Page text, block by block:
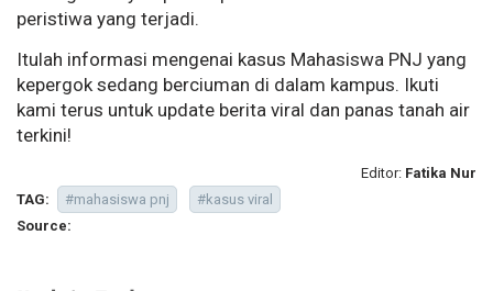
peristiwa yang terjadi.
Itulah informasi mengenai kasus Mahasiswa PNJ yang
kepergok sedang berciuman di dalam kampus. Ikuti
kami terus untuk update berita viral dan panas tanah air
terkini!
Editor: Fatika Nur
TAG:
#mahasiswa pnj
#kasus viral
Source: